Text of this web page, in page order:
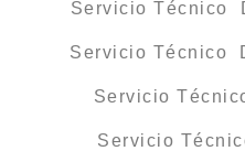
Servicio Técnico
Servicio Técnico
Servicio
Servicio